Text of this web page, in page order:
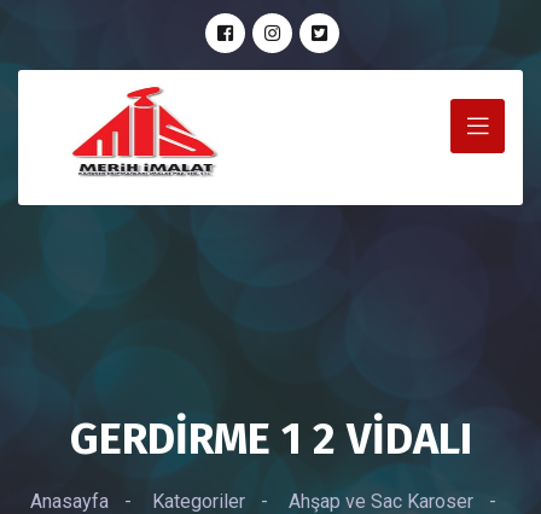
GERDİRME 1 2 VİDALI
Anasayfa - Kategoriler - Ahşap ve Sac Karoser
-